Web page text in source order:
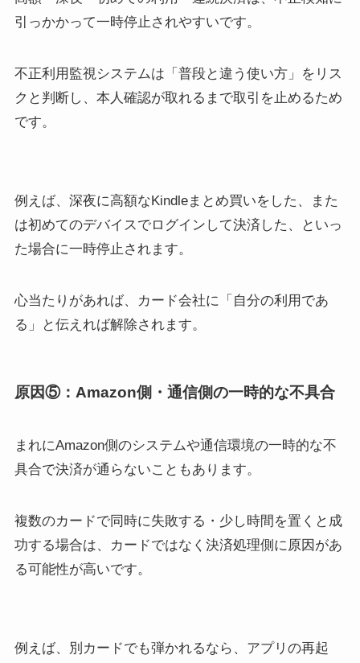
引っかかって一時停止されやすいです。
不正利用監視システムは「普段と違う使い方」をリス
クと判断し、本人確認が取れるまで取引を止めるため
です。
例えば、深夜に高額なKindleまとめ買いをした、また
は初めてのデバイスでログインして決済した、といっ
た場合に一時停止されます。
心当たりがあれば、カード会社に「自分の利用であ
る」と伝えれば解除されます。
原因⑤：Amazon側・通信側の一時的な不具合
まれにAmazon側のシステムや通信環境の一時的な不
具合で決済が通らないこともあります。
複数のカードで同時に失敗する・少し時間を置くと成
功する場合は、カードではなく決済処理側に原因があ
る可能性が高いです。
例えば、別カードでも弾かれるなら、アプリの再起